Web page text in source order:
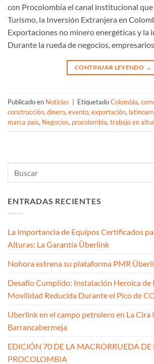
con Procolombia el canal institucional
Turismo, la Inversión Extranjera en
Exportaciones no minero energéticas y la
Durante la rueda de negocios,
CONTINUAR LEYENDO →
Publicado en Noticias EtiquetadoColombia,
construcción,dinero,evento,exportación,
marca país, Negocios, procolombia,trabajo en
ENTRADAS RECIENTES
La Importancia de Equipos Certificados
Alturas: La Garantía Überlink
Nohora estrena su plataforma PMR
Desafío Cumplido: Instalación Heroica de
Movilidad Reducida Durante el Pico de
Uberlink en el campo petrolero en La Cira
Barrancabermeja
EDICIÓN 70 DE LA MACRORRUEDA DE
PROCOLOMBIA